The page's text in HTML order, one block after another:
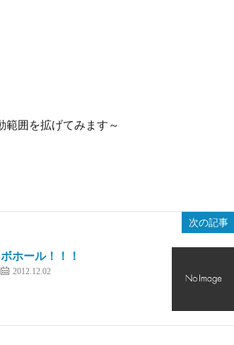
範囲を拡げてみます～
次の記事
ボホール！！！
2012.12.02